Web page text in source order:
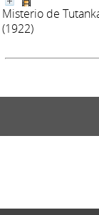
Misterio de
(1922)